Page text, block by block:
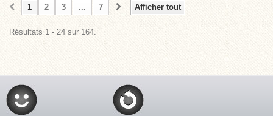
Afficher tout
1 2 3 ... 7
Résultats 1 - 24 sur 164.